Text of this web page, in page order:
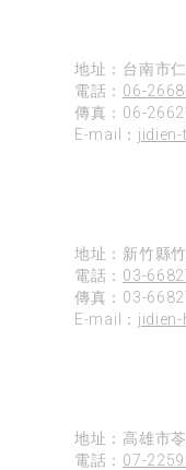
地址：台南市
電話： 06-
傳真：06-
E-mail：
地址：新竹縣
電話： 03-
傳真：03-
E-mail：
地址：高雄市
電話： 07-